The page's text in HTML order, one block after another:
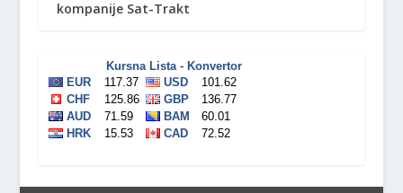
kompanije Sat-Trakt